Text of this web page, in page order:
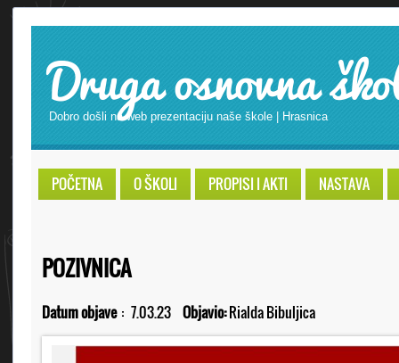
Druga osnovna
Dobro došli na web prezentaciju naše škole | Hrasnica
POČETNA O ŠKOLI PROPISI I AKTI NASTAVA
POZIVNICA
Datum objave : 7.03.23 Objavio:Rialda Bibuljica